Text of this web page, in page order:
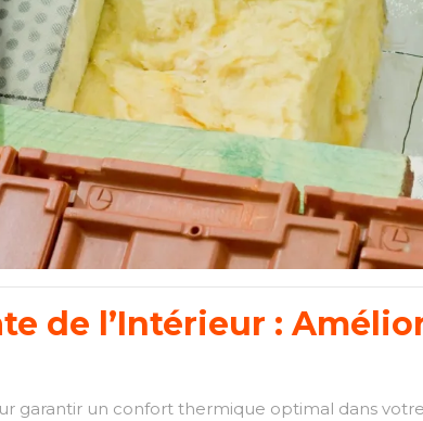
de l’Intérieur :
garantir un confort thermique optimal dans